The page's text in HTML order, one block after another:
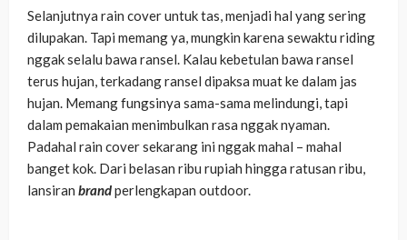
Selanjutnya rain cover untuk tas, menjadi hal yang sering
dilupakan. Tapi memang ya, mungkin karena sewaktu riding
nggak selalu bawa ransel. Kalau kebetulan bawa ransel
terus hujan, terkadang ransel dipaksa muat ke dalam jas
hujan. Memang fungsinya sama-sama melindungi, tapi
dalam pemakaian menimbulkan rasa nggak nyaman.
Padahal rain cover sekarang ini nggak mahal – mahal
banget kok. Dari belasan ribu rupiah hingga ratusan ribu,
lansiran brandperlengkapan outdoor.